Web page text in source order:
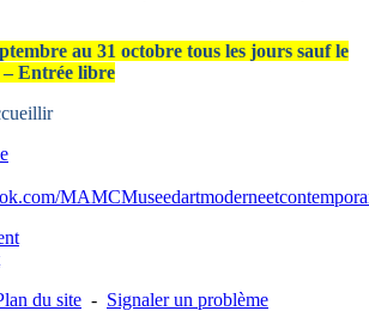
au 31 octobre tous les jours sauf le
Entrée libre
du site - Signaler un problème